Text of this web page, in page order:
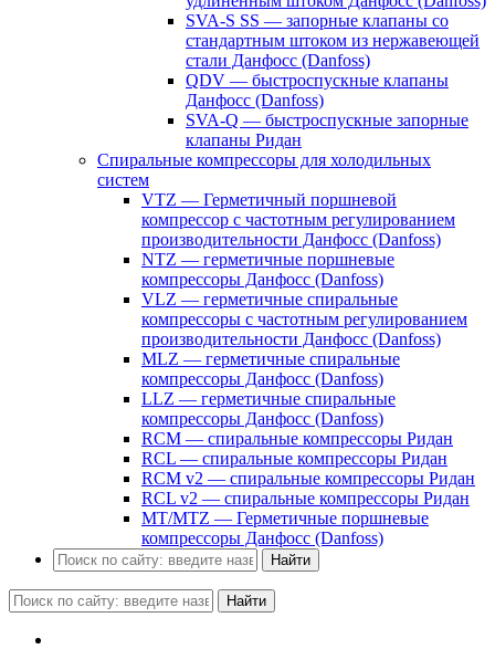
SVA-S SS — запорные клапаны со
стандартным штоком из нержавеющей
стали Данфосс (Danfoss)
QDV — быстроспускные клапаны
Данфосс (Danfoss)
SVA-Q — быстроспускные запорные
клапаны Ридан
Спиральные компрессоры для холодильных
систем
VTZ — Герметичный поршневой
компрессор с частотным регулированием
производительности Данфосс (Danfoss)
NTZ — герметичные поршневые
компрессоры Данфосс (Danfoss)
VLZ — герметичные спиральные
компрессоры с частотным регулированием
производительности Данфосс (Danfoss)
MLZ — герметичные спиральные
компрессоры Данфосс (Danfoss)
LLZ — герметичные спиральные
компрессоры Данфосс (Danfoss)
RCM — спиральные компрессоры Ридан
RCL — спиральные компрессоры Ридан
RCM v2 — спиральные компрессоры Ридан
RCL v2 — спиральные компрессоры Ридан
MT/MTZ — Герметичные поршневые
компрессоры Данфосс (Danfoss)
Найти
Найти